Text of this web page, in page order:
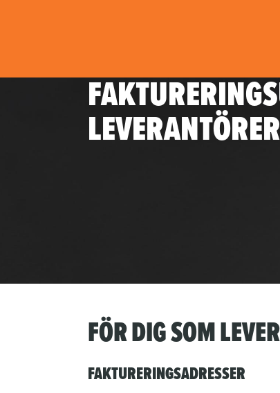
LEVERANTÖRER
FÖR DIG SOM
FAKTURERINGSADRESSER